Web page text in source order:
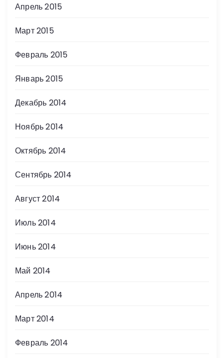
Апрель 2015
Март 2015
Февраль 2015
Январь 2015
Декабрь 2014
Ноябрь 2014
Октябрь 2014
Сентябрь 2014
Август 2014
Июль 2014
Июнь 2014
Май 2014
Апрель 2014
Март 2014
Февраль 2014